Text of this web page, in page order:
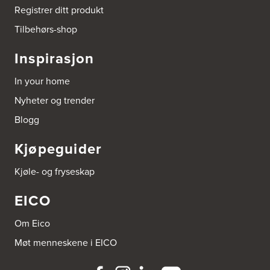
http://www.expert.no
Bravida Trondheim
Postboks 4230 Vika
Bravida Norge AS - Fakturamottak
Tel.:73960500
Bergabygdvegen 35
Tel.:61-340006
Bygger'n Onstad
1533 Moss
Byggmakker Askim
Registrer ditt produkt
Tilbehørs-shop
Inspirasjon
In your home
Nyheter og trender
Blogg
Kjøpeguider
Kjøle- og fryseskap
EICO
Om Eico
Møt menneskene i EICO